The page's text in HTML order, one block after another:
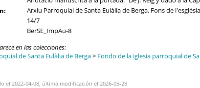
Arxiu Parroquial de Santa Eulàlia de Berga. Fons de
14/7
BerSE_ImpAu-8
en las colecciones:
de Santa Eulàlia de Berga> Fondo de la iglesia parroquial de
el 2022-04-08, última modificación el 2026-05-28